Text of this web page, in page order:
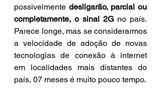
possivelmente desligarão, parcial ou
completamente, o sinal 2G no país.
Parece longe, mas se considerarmos
a velocidade de adoção de novas
tecnologias de conexão à internet
em localidades mais distantes do
país, 07 meses é muito pouco tempo.